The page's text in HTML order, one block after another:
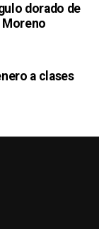
dorado de
Moreno
a clases